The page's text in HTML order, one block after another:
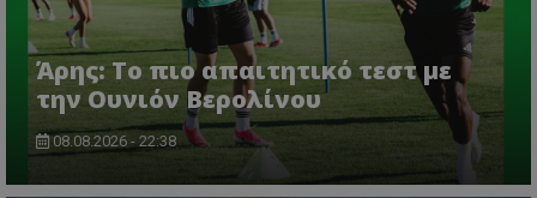
Άρης: Το πιο απαιτητικό τεστ με
την Ουνιόν Βερολίνου
08.08.2026 - 22:38